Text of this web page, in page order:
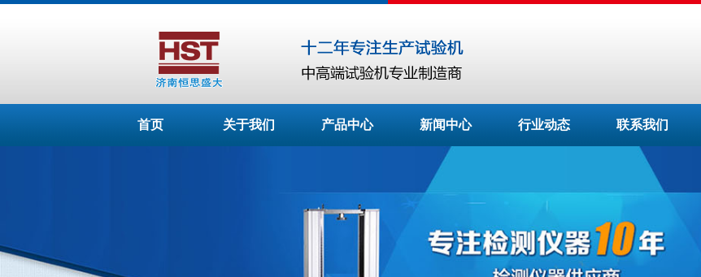
首页 关于我们 产品中心 新闻中心 行业动态 联系我们